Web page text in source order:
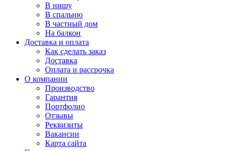
В нишу
В спальню
В частный дом
На балкон
Доставка и оплата
Как сделать заказ
Доставка
Оплата и рассрочка
О компании
Производство
Гарантия
Портфолио
Отзывы
Реквизиты
Вакансии
Карта сайта